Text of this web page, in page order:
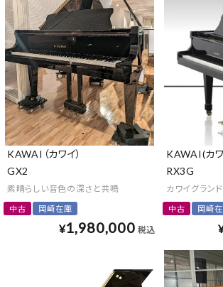
KAWAI（カワイ）
GX2
素晴らしい音色の深さと共鳴
中古 岡崎在庫
¥1,980,000 税込
KAWAI(カ
RX3G
カワイグラン
中古 岡崎